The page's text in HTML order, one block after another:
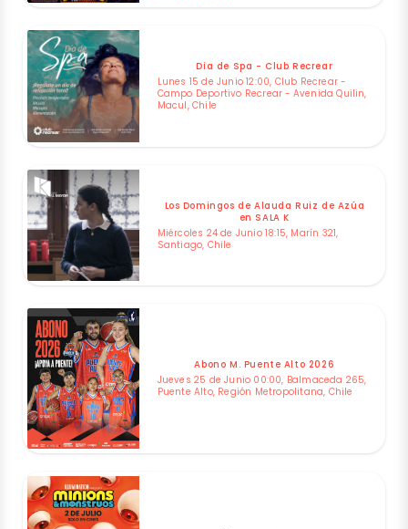
Dia de Spa - Club Recrear
Lunes 15 de Junio 12:00, Club Recrear -
Campo Deportivo Recrear - Avenida Quilin,
Macul, Chile
Los Domingos de Alauda Ruiz de Azúa
en SALA K
Miércoles 24 de Junio 18:15, Marín 321,
Santiago, Chile
Abono M. Puente Alto 2026
Jueves 25 de Junio 00:00, Balmaceda 265,
Puente Alto, Región Metropolitana, Chile